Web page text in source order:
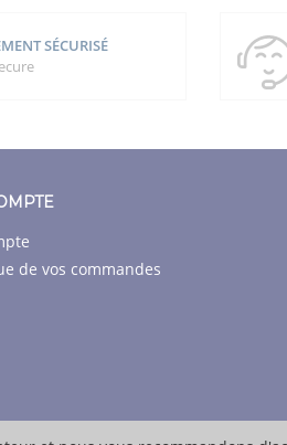
SÉCURISÉ
de vos commandes